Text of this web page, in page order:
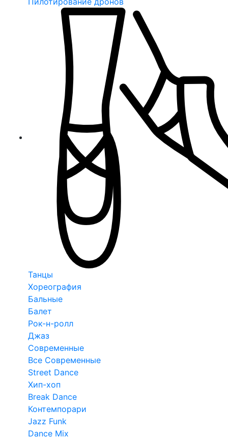
Танцы
Хореография
Бальные
Балет
Рок-н-ролл
Джаз
Современные
Все Современные
Street Dance
Хип-хоп
Break Dance
Контемпорари
Jazz Funk
Dance Mix